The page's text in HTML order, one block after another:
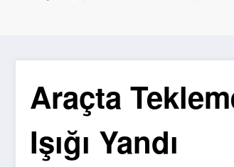
Araçta
Işığı Yandı